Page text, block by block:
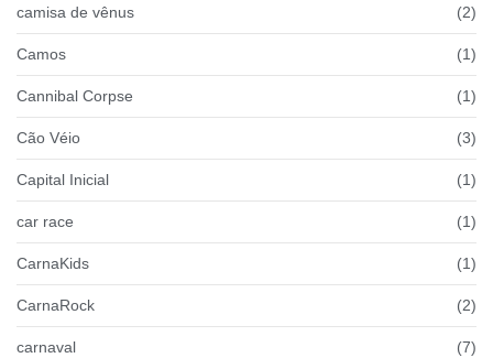
camisa de vênus (2)
Camos (1)
Cannibal Corpse (1)
Cão Véio (3)
Capital Inicial (1)
car race (1)
CarnaKids (1)
CarnaRock (2)
carnaval (7)